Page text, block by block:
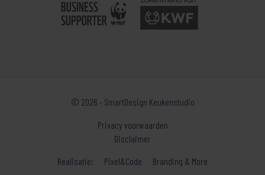
© 2026 - SmartDesign Keukenstudio
Privacy voorwaarden
Disclaimer
Realisatie:
Pixel&Code Branding & More